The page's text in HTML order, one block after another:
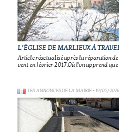
L’ÉGLISE DE MARLIEUX À
Article réactualisé après la réparation
vent en février 2017.Où l'on apprend que
LES ANNONCES DE LA MAIRIE- 19/05/2026